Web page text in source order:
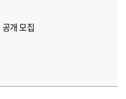
개 모집